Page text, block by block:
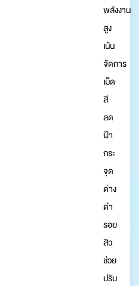
พลังงาน
สูง
เน้น
จัดการ
เม็ด
สี
ลด
ฝ้า
กระ
จุด
ด่าง
ดำ
รอย
สิว
ช่วย
ปรับ